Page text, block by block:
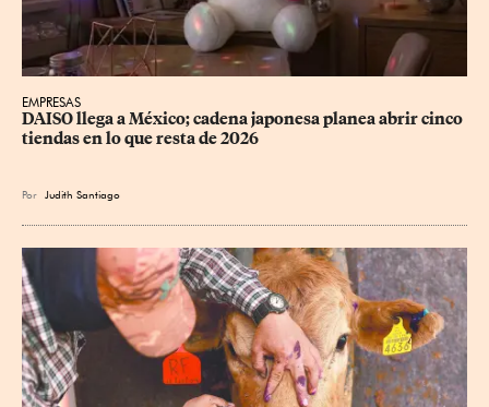
EMPRESAS
DAISO llega a México; cadena japonesa planea abrir cinco
tiendas en lo que resta de 2026
Por Judith Santiago